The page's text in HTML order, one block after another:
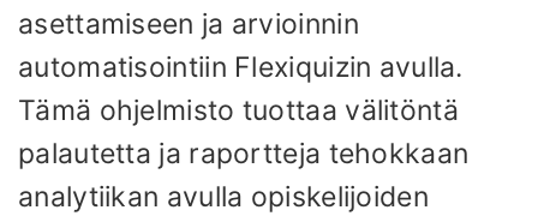
asettamiseen ja arvioinnin
automatisointiin Flexiquizin avulla.
Tämä ohjelmisto tuottaa välitöntä
palautetta ja raportteja tehokkaan
analytiikan avulla opiskelijoiden